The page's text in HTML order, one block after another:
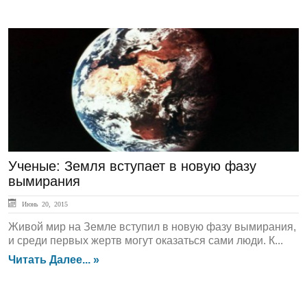
Актуально
Ученые: Земля вступает в новую фазу
вымирания
Июнь 20, 2015
Живой мир на Земле вступил в новую фазу вымирания,
и среди первых жертв могут оказаться сами люди. К...
Читать Далее... »